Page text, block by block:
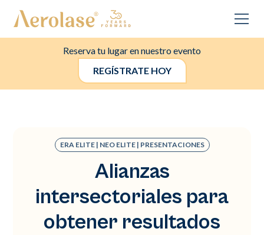
Reserva tu lugar en nuestro evento
REGÍSTRATE HOY
ERA ELITE | NEO ELITE | PRESENTACIONES
Alianzas
intersectoriales para
obtener resultados